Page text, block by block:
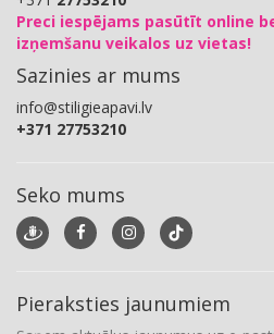
Preci iespējams pasūtīt online
izņemšanu veikalos uz vietas!
Sazinies ar mums
info@stiligieapavi.lv
+371 27753210
Seko mums
Pieraksties jaunumiem